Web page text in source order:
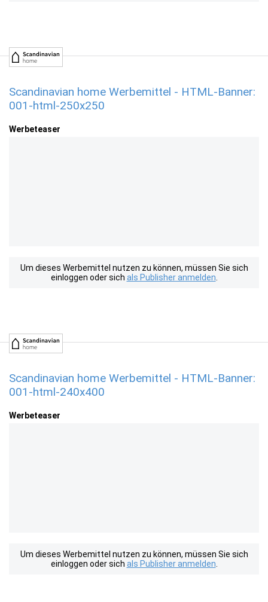
Scandinavian home Werbemittel - HTML-Banner:
001-html-250x250
Werbeteaser
Um dieses Werbemittel nutzen zu können, müssen Sie sich
einloggen oder sich als Publisher anmelden
Scandinavian home Werbemittel - HTML-Banner:
001-html-240x400
Werbeteaser
Um dieses Werbemittel nutzen zu können, müssen Sie sich
einloggen oder sich als Publisher anmelden